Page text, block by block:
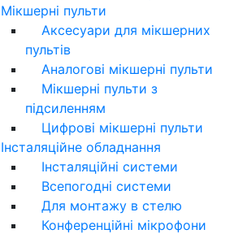
Мікшерні пульти
Аксесуари для мікшерних
пультів
Аналогові мікшерні пульти
Мікшерні пульти з
підсиленням
Цифрові мікшерні пульти
Інсталяційне обладнання
Інсталяційні системи
Всепогодні системи
Для монтажу в стелю
Конференційні мікрофони